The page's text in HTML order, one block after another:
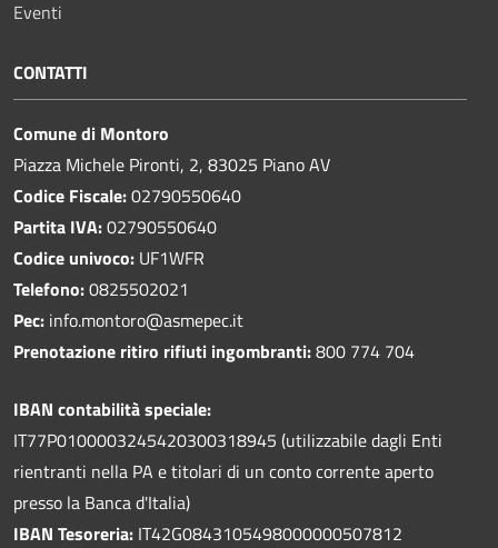
Eventi
CONTATTI
Comune di Montoro
Piazza Michele Pironti, 2, 83025 Piano AV
Codice Fiscale:02790550640
Partita IVA:02790550640
Codice univoco: UF1WFR
Telefono:0825502021
Pec: info.montoro@asmepec.it
Prenotazione ritiro rifiuti ingombranti:800 774 704
IBAN contabilità speciale:
IT77P0100003245420300318945 (utilizzabile dagli Enti
rientranti nella PA e titolari di un conto corrente aperto
presso la Banca d'Italia)
IBAN Tesoreria: IT42G0843105498000000507812